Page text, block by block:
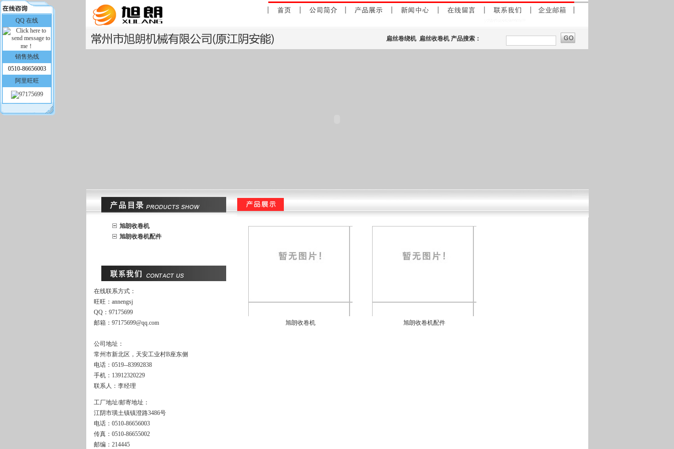
QQ 在线
销售热线
0510-86656003
阿里旺旺
扁丝卷绕机 扁丝收卷机产品搜索：
旭朗收卷机
旭朗收卷机配件
在线联系方式：
旺旺：annengsj
QQ：97175699
邮箱：97175699@qq.com
公司地址：
常州市新北区，天安工业村B座东侧
电话：0519--83992838
手机：13912320229
联系人：李经理
工厂地址/邮寄地址：
江阴市璜土镇镇澄路3486号
电话：0510-86656003
传真：0510-86655002
邮编：214445
旭朗收卷机 旭朗收卷机配件